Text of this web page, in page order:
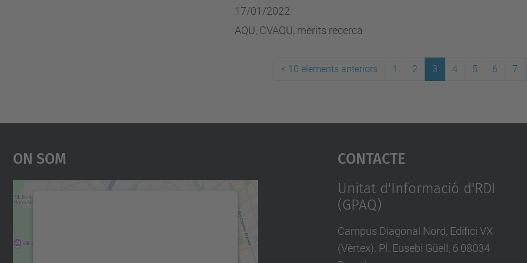
17/01/2022
AQU, CVAQU, mèrits recerca
< 10 elements anteriors 1 2 3 4 5 6 7
On Som Contacte
Unitat d'Informació d'RDI
(GPAQ)
Campus Diagonal Nord, Edifici VX
(Vèrtex). Pl. Eusebi Güell, 6 08034